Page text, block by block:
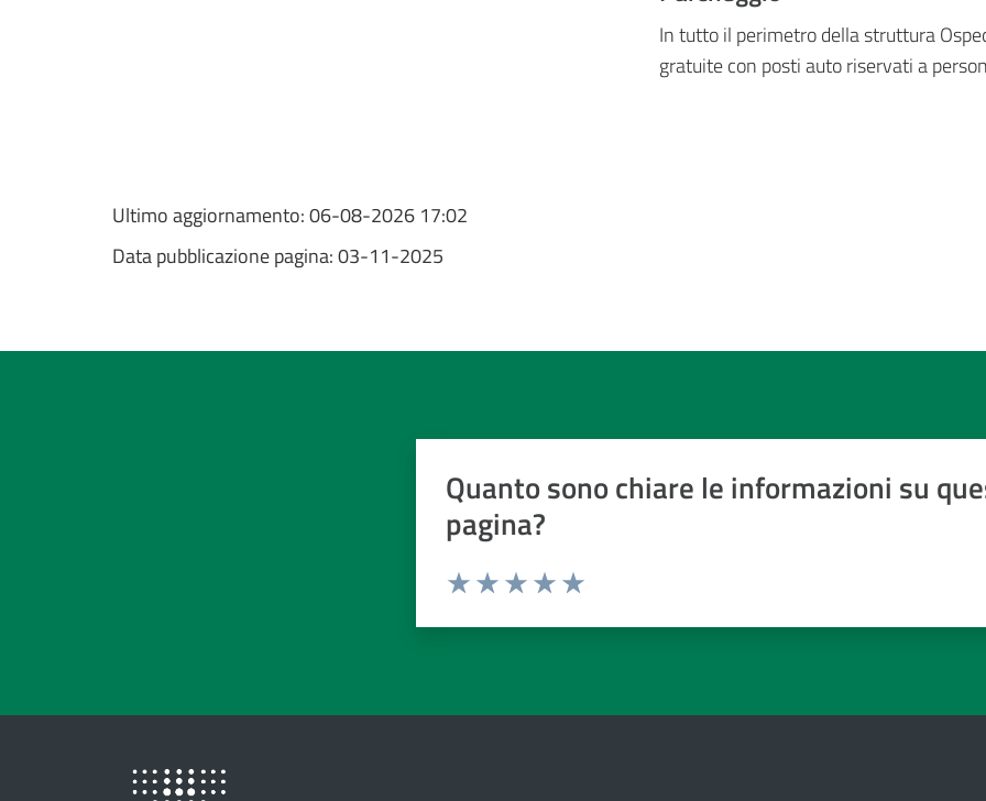
In tutto il perimetro della struttura
gratuite con posti auto riservati a
Ultimo aggiornamento:06-08-2026 17:02
Data pubblicazione pagina:03-11-2025
Quanto sono chiare le informazioni su
pagina?
Valuta da 1 a 5 stelle